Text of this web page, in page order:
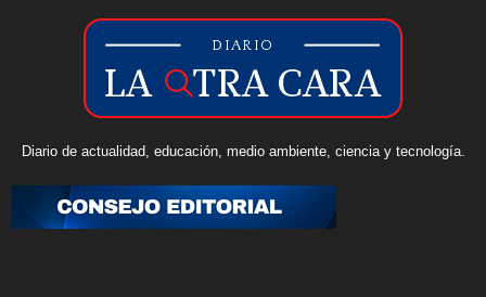
Diario de actualidad, educación, medio ambiente, ciencia y tecnología.